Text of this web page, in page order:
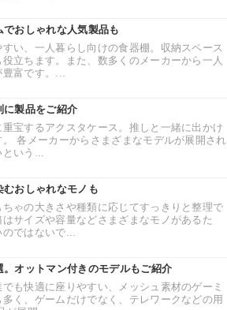
おしゃれな人気製品も
い、一人暮らし向けの食器棚。収納スペース
立ちます。また、数多くのメーカーから一人
富です。...
に製品をご紹介
宝するアクスタケース。推しと一緒に出かけ
各メーカーからさまざまなモデルが展開され
いう...
おしゃれなモノも
ゃの大きさや種類に応じてすっきりと整理で
サイズや容量などさまざまなモノがあるた
ではないで...
オットマン付きのモデルもご紹介
も快適に座りやすい、メッシュ素材のゲーミ
く、ゲームだけでなく、テレワークなどの用